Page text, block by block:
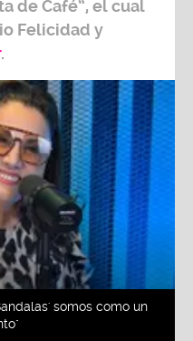
de Café”, el cual
Felicidad y
.
somos como un